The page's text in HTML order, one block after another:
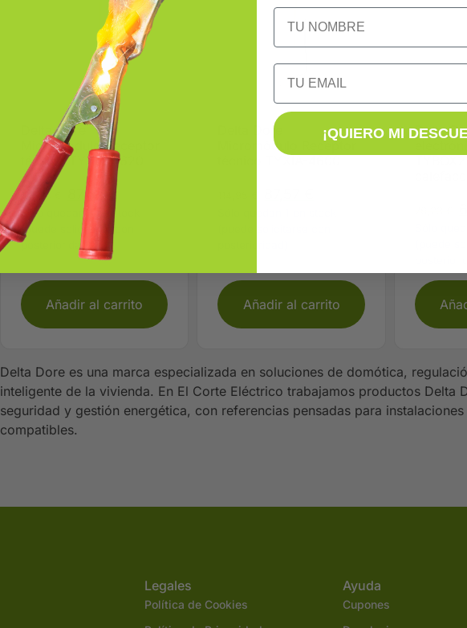
Delta Dore
Micromódulo Receptor
técnico TYXIA-4620
114,95 87,57 €
Sólo quedan 1 en stock
(puede solicitarse con
posterioridad)
Añadir al carrito
Delta Dore
Micromódulo Receptor
Añadir al carrito
Delta
Delta Dore es una marca especializada en soluciones de domótica,
inteligente de la vivienda. En El Corte Eléctrico trabajamos productos Delta
seguridad y gestión energética, con referencias pensadas para
compatibles.
Legales
Política de Cookies
Ayuda
Cupones
NOMBRE
Email
¡QUIERO MI